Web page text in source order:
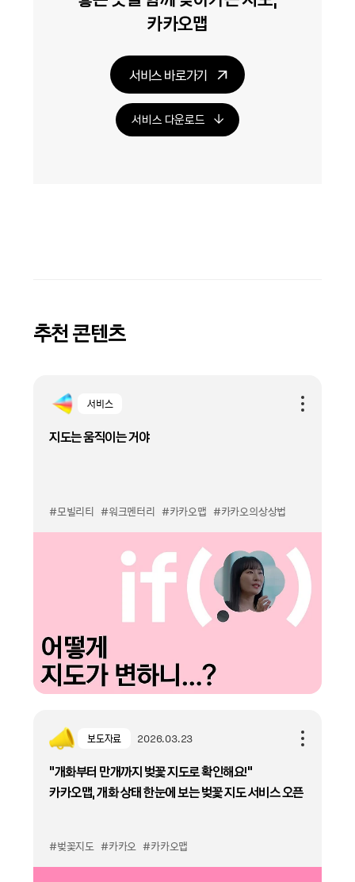
카카오맵
서비스 바로가기
서비스 다운로드
추천 콘텐츠
서비스
지도는 움직이는 거야
#모빌리티 #워크멘터리 #카카오맵 #카카오의상상법
보도자료 2026.03.23
“개화부터 만개까지 벚꽃 지도로 확인해요!”
카카오맵, 개화 상태 한눈에 보는 벚꽃 지도 서비스 오픈
#벚꽃지도 #카카오 #카카오맵